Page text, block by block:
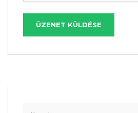
ÜZENET KÜLDÉSE